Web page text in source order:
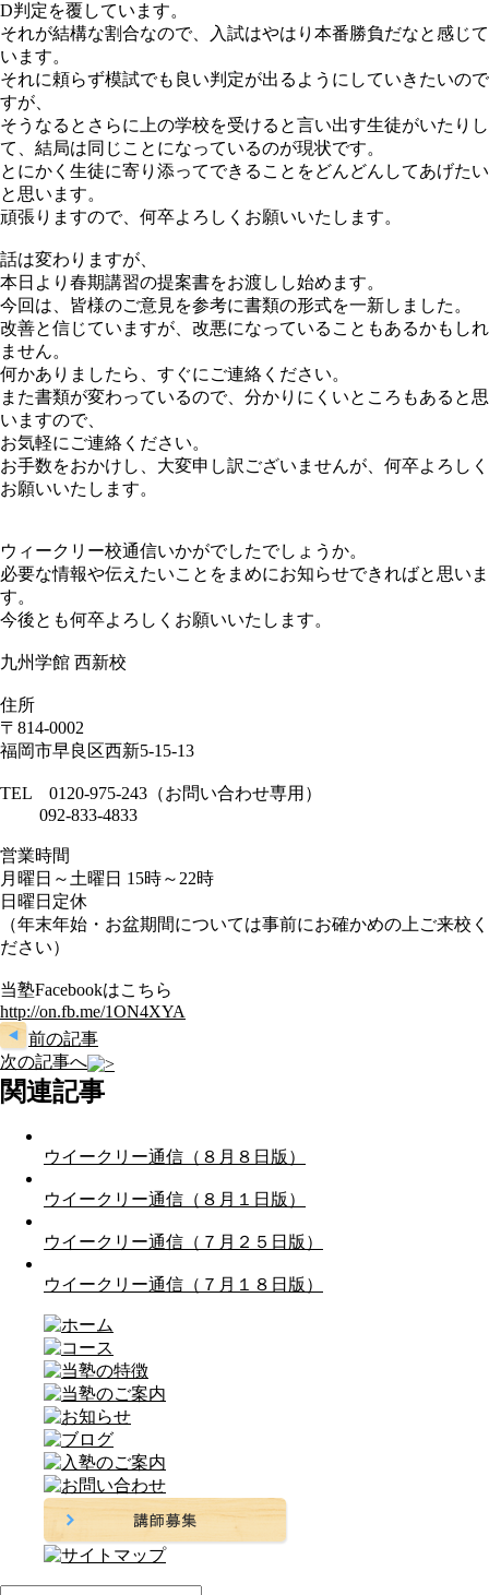
D判定を覆しています。
それが結構な割合なので、入試はやはり本番勝負だなと感じて
います。
それに頼らず模試でも良い判定が出るようにしていきたいので
すが、
そうなるとさらに上の学校を受けると言い出す生徒がいたりし
て、結局は同じことになっているのが現状です。
とにかく生徒に寄り添ってできることをどんどんしてあげたい
と思います。
頑張りますので、何卒よろしくお願いいたします。
話は変わりますが、
本日より春期講習の提案書をお渡しし始めます。
今回は、皆様のご意見を参考に書類の形式を一新しました。
改善と信じていますが、改悪になっていることもあるかもしれ
ません。
何かありましたら、すぐにご連絡ください。
また書類が変わっているので、分かりにくいところもあると思
いますので、
お気軽にご連絡ください。
お手数をおかけし、大変申し訳ございませんが、何卒よろしく
お願いいたします。
ウィークリー校通信いかがでしたでしょうか。
必要な情報や伝えたいことをまめにお知らせできればと思いま
す。
今後とも何卒よろしくお願いいたします。
九州学館 西新校
住所
〒814-0002
福岡市早良区西新5-15-13
TEL 0120-975-243（お問い合わせ専用）
092-833-4833
営業時間
月曜日～土曜日 15時～22時
日曜日定休
（年末年始・お盆期間については事前にお確かめの上ご来校く
ださい）
当塾Facebookはこちら
http://on.fb.me/1ON4XYA
前の記事
次の記事へ
関連記事
ウイークリー通信（８月８日版）
ウイークリー通信（８月１日版）
ウイークリー通信（７月２５日版）
ウイークリー通信（７月１８日版）